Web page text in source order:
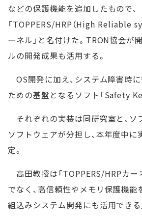
などの保護機能を追加したもので、
「TOPPERS/HRP（High Reliable
ーネル」と名付けた。TRON協会が
ルの開発成果も活用する。
OS開発に加え、システム障害時
ための基盤となるソフト「Safety
それぞれの実装は同研究室と、ソ
ソフトウェアが分担し、本年度中
定。
高田教授は「TOPPERS/HRPカ
でなく、高信頼性やメモリ保護機能
組込みシステム開発にも活用できる